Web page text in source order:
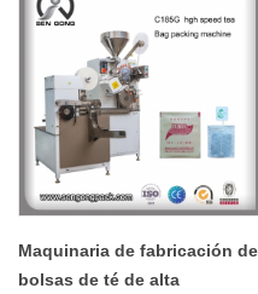
Maquinaria de fabricación de
bolsas de té de alta